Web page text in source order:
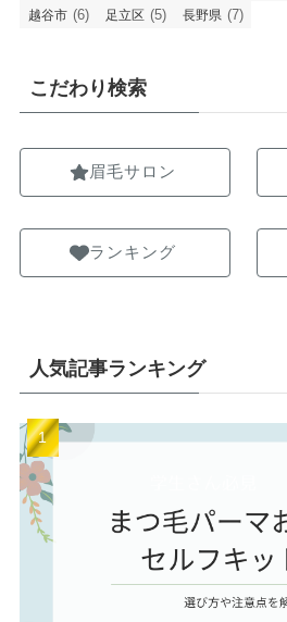
越谷市 (6) 足立区 (5) 長野県 (7)
こだわり検索
眉毛サロン
ランキング
人気記事ランキング